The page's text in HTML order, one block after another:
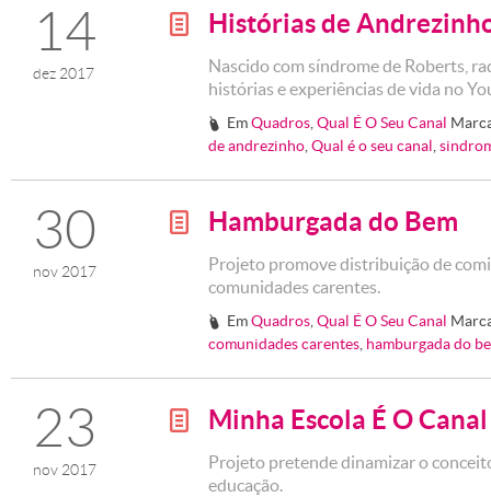
14
dez 2017
g Histórias de
Nascido com síndrome de Roberts,
histórias e experiências de vida no
# EmQuadros,Qual É O Seu Canal
de andrezinho,Qual é o seu canal,
30
nov 2017
g Hamburgada do Bem
Projeto promove distribuição de
comunidades carentes.
# EmQuadros,Qual É O Seu Canal
comunidades carentes, hamburgada do
23
nov 2017
g Minha Escola É O Canal
Projeto pretende dinamizar o
educação.